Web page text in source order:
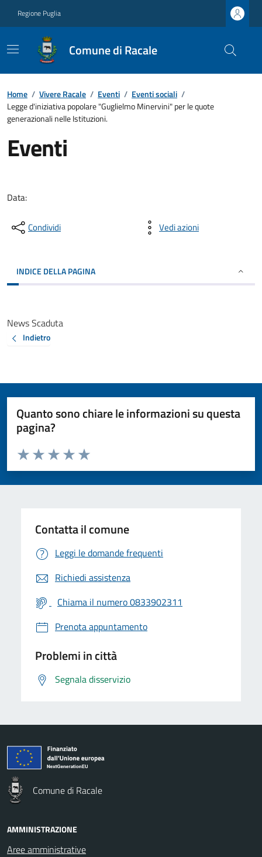
Regione Puglia
Comune di Racale
Home / Vivere Racale / Eventi / Eventi sociali /
Legge d'iniziativa popolare "Guglielmo Minervini" per le quote
generazionali nelle Istituzioni.
Eventi
Data:
Condividi Vedi azioni
INDICE DELLA PAGINA
News Scaduta
Indietro
Quanto sono chiare le informazioni su questa
pagina?
Valuta da 1 a 5 stelle la pagina
Valuta 5 stelle su 5
Valuta 4 stelle su 5
Valuta 3 stelle su 5
Valuta 2 stelle su 5
Valuta 1 stelle su 5
Contatta il comune
Leggi le domande frequenti
Richiedi assistenza
Chiama il numero 0833902311
Prenota appuntamento
Problemi in città
Segnala disservizio
Comune di Racale
AMMINISTRAZIONE
Aree amministrative